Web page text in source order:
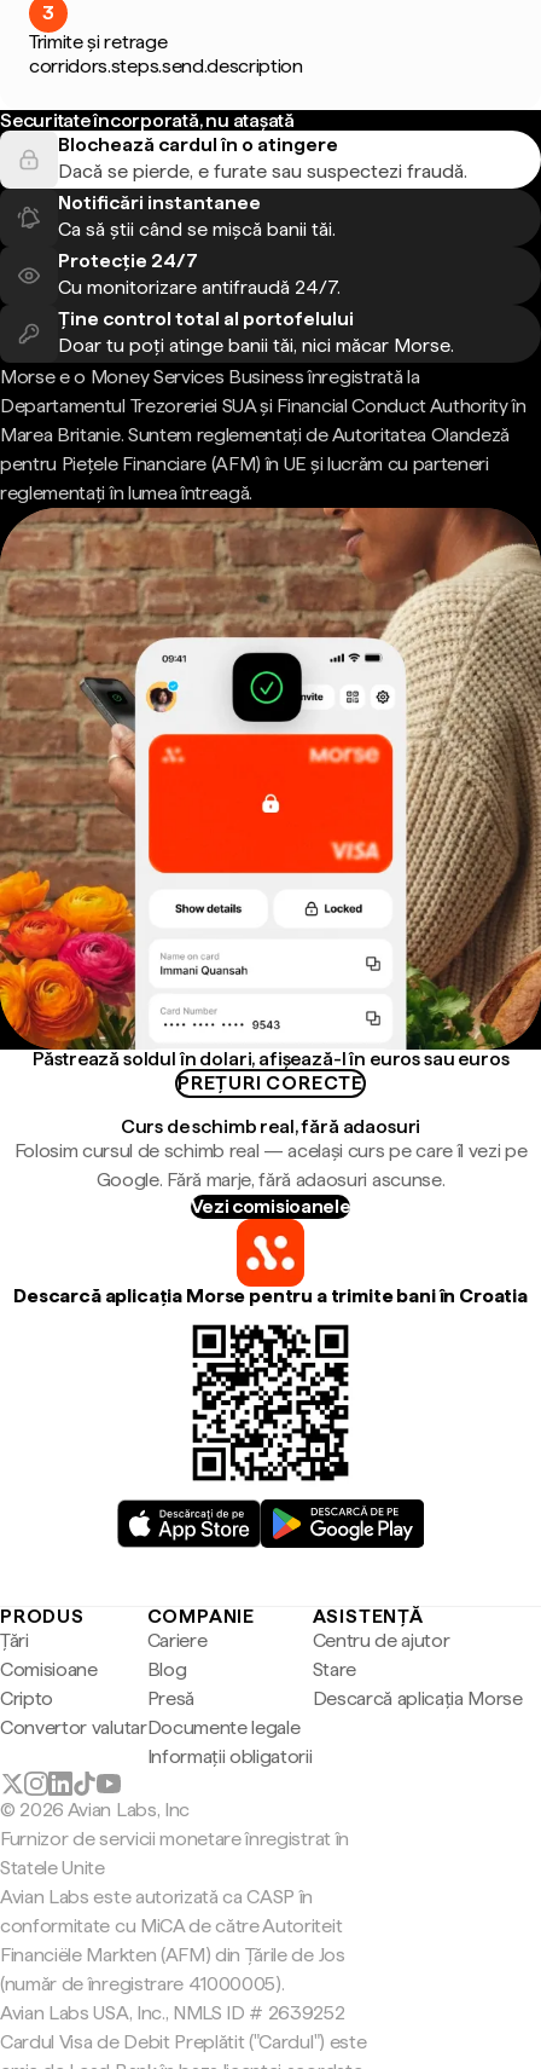
3
Trimite și retrage
corridors.steps.send.description
Securitate încorporată, nu atașată
Blochează cardul în o atingere
Dacă se pierde, e furate sau suspectezi fraudă.
Notificări instantanee
Ca să știi când se mișcă banii tăi.
Protecție 24/7
Cu monitorizare antifraudă 24/7.
Ține control total al portofelului
Doar tu poți atinge banii tăi, nici măcar Morse.
Morse e o Money Services Business înregistrată la
Departamentul Trezoreriei SUA și Financial Conduct Authority în
Marea Britanie. Suntem reglementați de Autoritatea Olandeză
pentru Piețele Financiare (AFM) în UE și lucrăm cu parteneri
reglementați în lumea întreagă.
Păstrează soldul în dolari, afișează-l în euros sau euros
PREȚURI CORECTE
Curs de schimb real, fără adaosuri
Folosim cursul de schimb real — același curs pe care îl vezi pe
Google. Fără marje, fără adaosuri ascunse.
Vezi comisioanele
Descarcă aplicația Morse pentru a trimite bani în Croatia
PRODUS
Țări
Comisioane
Cripto
Convertor valutar
COMPANIE
Cariere
Blog
Presă
Documente legale
Informații obligatorii
ASISTENȚĂ
Centru de ajutor
Stare
Descarcă aplicația Morse
© 2026 Avian Labs, Inc
Furnizor de servicii monetare înregistrat în
Statele Unite
Avian Labs este autorizată ca CASP în
conformitate cu MiCA de către Autoriteit
Financiële Markten (AFM) din Țările de Jos
(număr de înregistrare 41000005).
Avian Labs USA, Inc., NMLS ID # 2639252
Cardul Visa de Debit Preplătit ("Cardul") este